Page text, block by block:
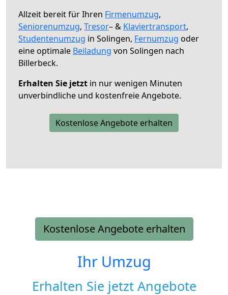
Allzeit bereit für Ihren Firmenumzug,
Seniorenumzug, Tresor– & Klaviertransport,
Studentenumzug in Solingen, Fernumzug oder
eine optimale Beiladung von Solingen nach
Billerbeck.
Erhalten Sie jetzt in nur wenigen Minuten
unverbindliche und kostenfreie Angebote.
Kostenlose Angebote erhalten
Kostenlose Angebote erhalten
Ihr Umzug
Erhalten Sie jetzt Angebote